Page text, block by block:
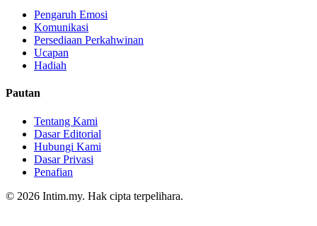
Pengaruh Emosi
Komunikasi
Persediaan Perkahwinan
Ucapan
Hadiah
Pautan
Tentang Kami
Dasar Editorial
Hubungi Kami
Dasar Privasi
Penafian
© 2026 Intim.my. Hak cipta terpelihara.